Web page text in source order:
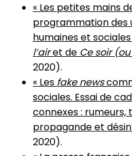
« Les petites mains
programmation des
humaines et
l’airet de Ce soir
2020).
« Les fake news
sociales. Essai de
connexes :
propagande et
2020).